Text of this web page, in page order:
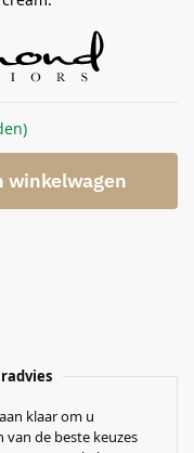
winkelwagen
klaar om u
de beste keuzes